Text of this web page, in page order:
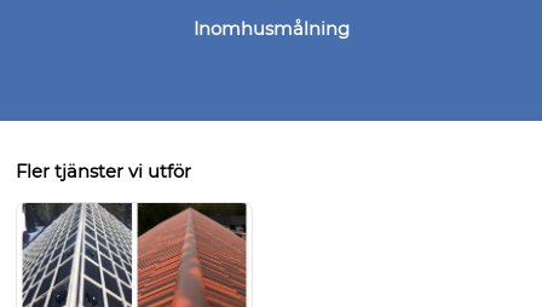
Inomhusmålning
Fler tjänster vi utför